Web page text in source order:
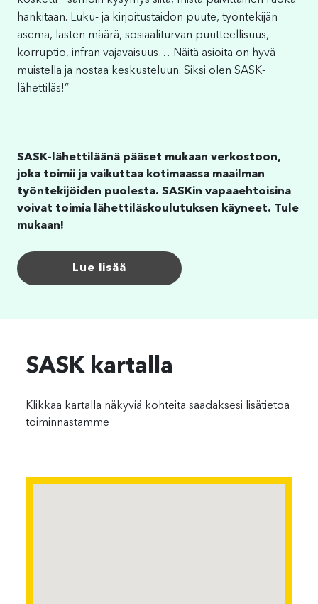
hankitaan. Luku- ja kirjoitustaidon puute, työntekijän
asema, lasten määrä, sosiaaliturvan puutteellisuus,
korruptio, infran vajavaisuus… Näitä asioita on hyvä
muistella ja nostaa keskusteluun. Siksi olen SASK-
lähettiläs!”
SASK-lähettiläänä pääset mukaan verkostoon,
joka toimii ja vaikuttaa kotimaassa maailman
työntekijöiden puolesta. SASKin vapaaehtoisina
voivat toimia lähettiläskoulutuksen käyneet. Tule
mukaan!
Lue lisää
SASK kartalla
Klikkaa kartalla näkyviä kohteita saadaksesi lisätietoa
toiminnastamme